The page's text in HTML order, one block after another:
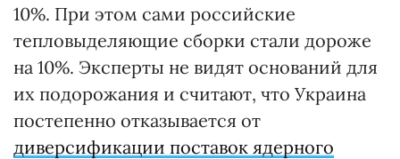
10%. При этом сами российские
тепловыделяющие сборки стали дороже
на 10%. Эксперты не видят оснований для
их подорожания и считают, что Украина
постепенно отказывается от
диверсификации поставок ядерного